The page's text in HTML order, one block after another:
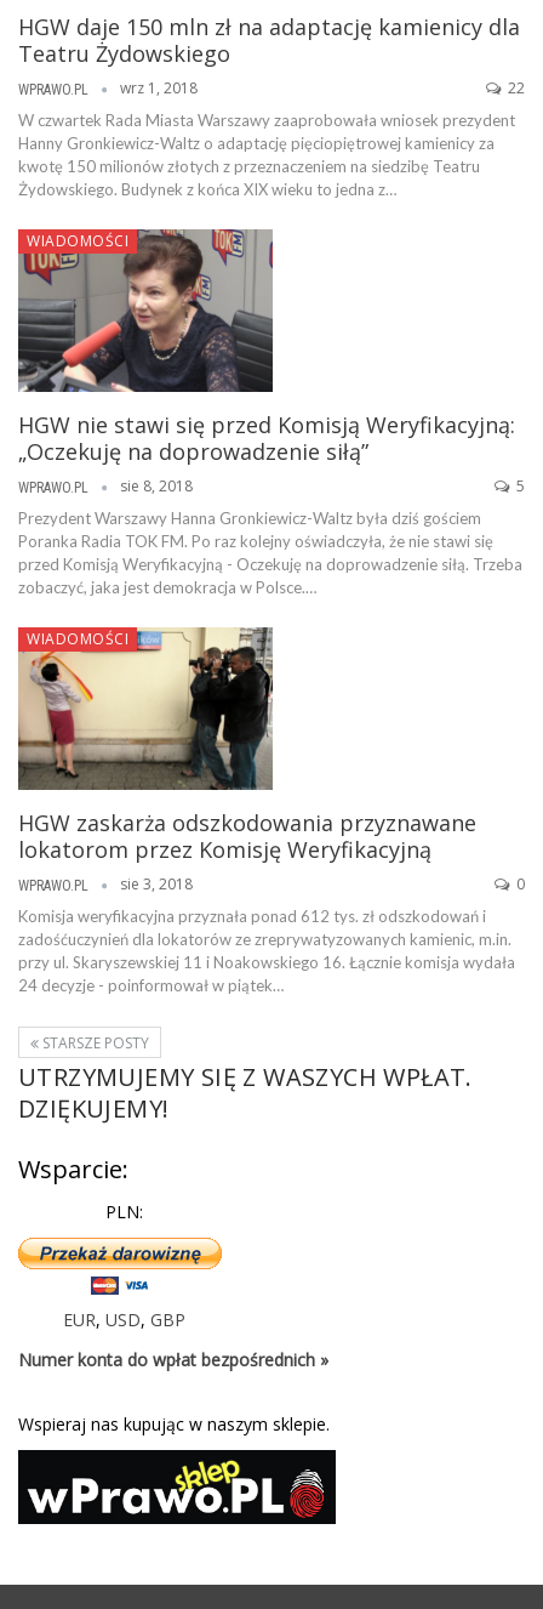
HGW daje 150 mln zł na adaptację kamienicy dla
Teatru Żydowskiego
WPRAWO.PL wrz 1, 2018 22
W czwartek Rada Miasta Warszawy zaaprobowała wniosek prezydent
Hanny Gronkiewicz-Waltz o adaptację pięciopiętrowej kamienicy za
kwotę 150 milionów złotych z przeznaczeniem na siedzibę Teatru
Żydowskiego. Budynek z końca XIX wieku to jedna z…
WIADOMOŚCI
HGW nie stawi się przed Komisją Weryfikacyjną:
„Oczekuję na doprowadzenie siłą”
WPRAWO.PL sie 8, 2018 5
Prezydent Warszawy Hanna Gronkiewicz-Waltz była dziś gościem
Poranka Radia TOK FM. Po raz kolejny oświadczyła, że nie stawi się
przed Komisją Weryfikacyjną - Oczekuję na doprowadzenie siłą. Trzeba
zobaczyć, jaka jest demokracja w Polsce.…
WIADOMOŚCI
HGW zaskarża odszkodowania przyznawane
lokatorom przez Komisję Weryfikacyjną
WPRAWO.PL sie 3, 2018 0
Komisja weryfikacyjna przyznała ponad 612 tys. zł odszkodowań i
zadośćuczynień dla lokatorów ze zreprywatyzowanych kamienic, m.in.
przy ul. Skaryszewskiej 11 i Noakowskiego 16. Łącznie komisja wydała
24 decyzje - poinformował w piątek…
STARSZE POSTY
UTRZYMUJEMY SIĘ Z WASZYCH WPŁAT.
DZIĘKUJEMY!
Wsparcie:
PLN:
EUR, USD, GBP
Numer konta do wpłat bezpośrednich »
Wspieraj nas kupując w naszym sklepie.